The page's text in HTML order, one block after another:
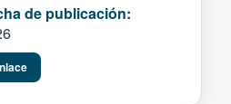
de publicación: